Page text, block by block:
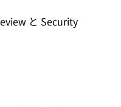
と Security